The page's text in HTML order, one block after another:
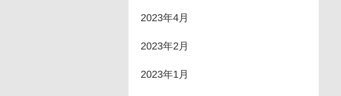
2023年4月
2023年2月
2023年1月